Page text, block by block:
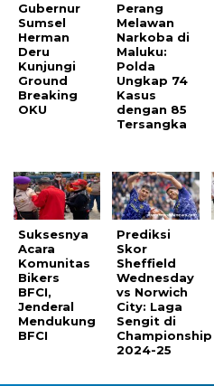
Gubernur
Sumsel
Herman
Deru
Kunjungi
Ground
Breaking
OKU
Perang
Melawan
Narkoba di
Maluku:
Polda
Ungkap 74
Kasus
dengan 85
Tersangka
Suksesnya
Acara
Komunitas
Bikers
BFCI,
Jenderal
Mendukung
BFCI
Prediksi
Skor
Sheffield
Wednesday
vs Norwich
City: Laga
Sengit di
Championship
2024-25